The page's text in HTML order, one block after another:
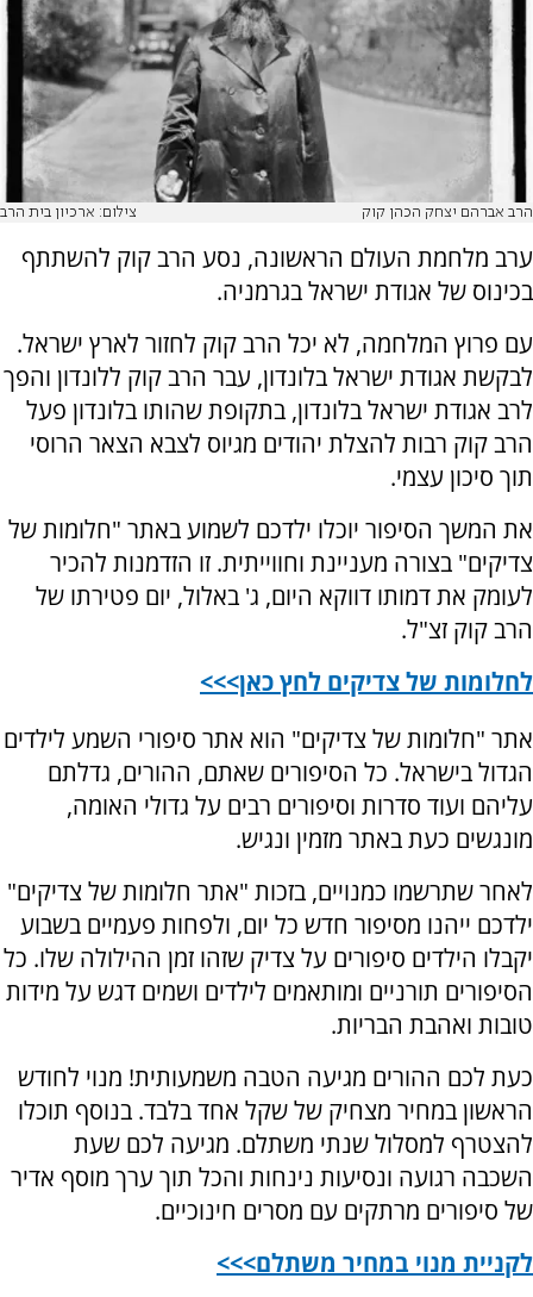
הרב אברהם יצחק הכהן קוק צילום: ארכיון בית הרב
ערב מלחמת העולם הראשונה, נסע הרב קוק להשתתף
בכינוס של אגודת ישראל בגרמניה.
עם פרוץ המלחמה, לא יכל הרב קוק לחזור לארץ ישראל.
לבקשת אגודת ישראל בלונדון, עבר הרב קוק ללונדון והפך
לרב אגודת ישראל בלונדון, בתקופת שהותו בלונדון פעל
הרב קוק רבות להצלת יהודים מגיוס לצבא הצאר הרוסי
תוך סיכון עצמי.
את המשך הסיפור יוכלו ילדכם לשמוע באתר "חלומות של
צדיקים" בצורה מעניינת וחווייתית. זו הזדמנות להכיר
לעומק את דמותו דווקא היום, ג' באלול, יום פטירתו של
הרב קוק זצ"ל.
לחלומות של צדיקים לחץ כאן>>>
אתר "חלומות של צדיקים" הוא אתר סיפורי השמע לילדים
הגדול בישראל. כל הסיפורים שאתם, ההורים, גדלתם
עליהם ועוד סדרות וסיפורים רבים על גדולי האומה,
מונגשים כעת באתר מזמין ונגיש.
לאחר שתרשמו כמנויים, בזכות "אתר חלומות של צדיקים"
ילדכם ייהנו מסיפור חדש כל יום, ולפחות פעמיים בשבוע
יקבלו הילדים סיפורים על צדיק שזהו זמן ההילולה שלו. כל
הסיפורים תורניים ומותאמים לילדים ושמים דגש על מידות
טובות ואהבת הבריות.
כעת לכם ההורים מגיעה הטבה משמעותית! מנוי לחודש
הראשון במחיר מצחיק של שקל אחד בלבד. בנוסף תוכלו
להצטרף למסלול שנתי משתלם. מגיעה לכם שעת
השכבה רגועה ונסיעות נינחות והכל תוך ערך מוסף אדיר
של סיפורים מרתקים עם מסרים חינוכיים.
לקניית מנוי במחיר משתלם>>>